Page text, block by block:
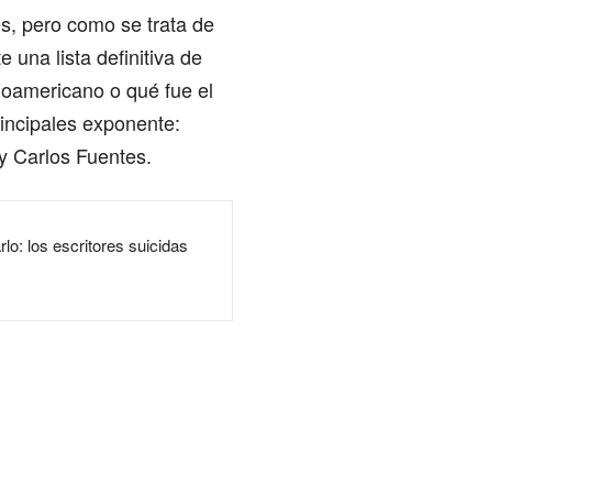
pero como se trata de
una lista definitiva de
o qué fue el
exponente:
Carlos Fuentes.
los escritores suicidas